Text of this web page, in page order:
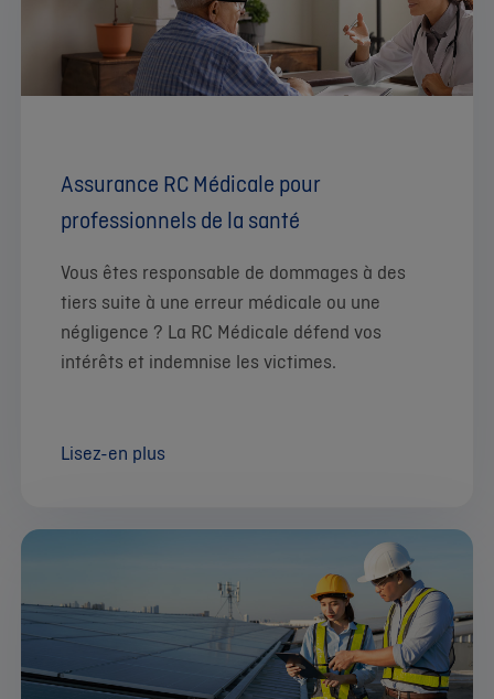
Assurance RC Médicale pour
professionnels de la santé
Vous êtes responsable de dommages à des
tiers suite à une erreur médicale ou une
négligence ? La RC Médicale défend vos
intérêts et indemnise les victimes.
Lisez-en plus